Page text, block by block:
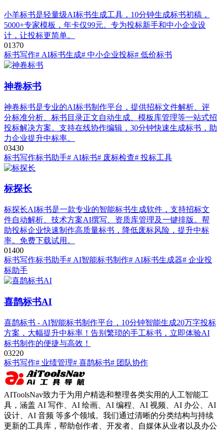
小羊标书是轻量级AI标书生成工具，10分钟生成标书初稿，
5000+专家模板，年卡仅99元。专为投标新手和中小企业设
计，让投标更简单。
01370
标书写作# AI标书生成# 中小企业投标# 低价标书
神卷标书
神卷标书是专业的AI标书制作平台，提供招标文件解析、评
分标准分析、标书目录正文自动生成、模板库管理等一站式招
投标解决方案。支持在线协作编辑，30分钟快速生成标书，助
力企业提升中标率。
03430
标书写作标书助手# AI标书# 废标检查# 投标工具
标探长
标探长AI标书是一款专业的智能标书生成软件，支持招标文
件自动解析、技术方案AI撰写、资质库管理及一键排版。帮
助投标企业快速制作高质量标书，降低废标风险，提升中标
率。免费下载试用。
01400
标书写作标书助手# AI智能标书制作# AI标书生成器# 企业投
标助手
喜鹊标书AI
喜鹊标书 - AI智能标书制作平台，10分钟智能生成20万字投标
方案，大幅提升中标率！告别繁琐的手工标书，立即体验AI
标书制作的便捷与高效！
03220
标书写作# 业绩管理# 喜鹊标书# 团队协作
AIToolsNav致力于为用户精选和整理各类实用的人工智能工
具，涵盖 AI 写作、AI 绘画、AI 编程、AI 视频、AI 办公、AI
设计、AI 音频 等多个领域。我们通过清晰的分类结构与持续
更新的工具库，帮助创作者、开发者、自媒体从业者以及办公